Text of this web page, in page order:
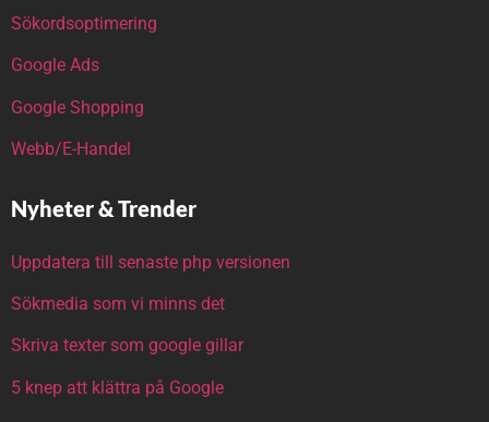
Sökordsoptimering
Google Ads
Google Shopping
Webb/E-Handel
Nyheter & Trender
Uppdatera till senaste php versionen
Sökmedia som vi minns det
Skriva texter som google gillar
5 knep att klättra på Google